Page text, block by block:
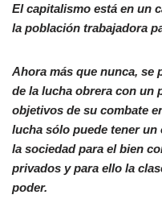
El capitalismo está en un
la población trabajadora
Ahora más que nunca, se
de la lucha obrera con un
objetivos de su combate
lucha sólo puede tener
la sociedad para el bien
privados y para ello la
poder.